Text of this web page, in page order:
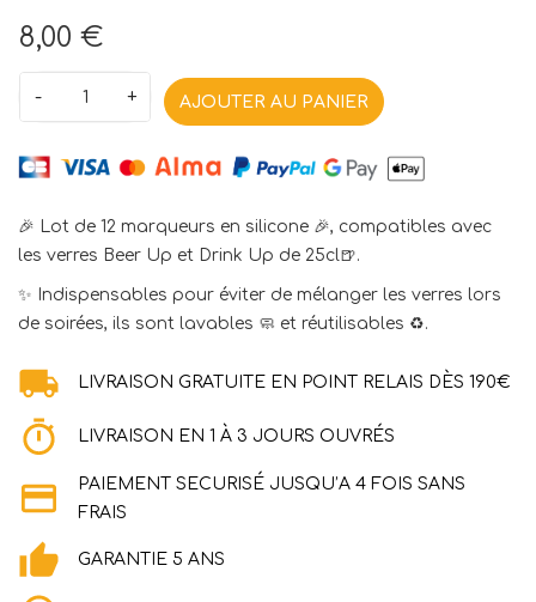
8,00 €
- + AJOUTER AU PANIER
🎉 Lot de 12 marqueurs en silicone 🎉, compatibles avec
les verres Beer Up et Drink Up de 25cl🍺.
✨ Indispensables pour éviter de mélanger les verres lors
de soirées, ils sont lavables 🧼 et réutilisables ♻️.
LIVRAISON GRATUITE EN POINT RELAIS DÈS 190€
LIVRAISON EN 1 À 3 JOURS OUVRÉS
PAIEMENT SECURISÉ JUSQU’A 4 FOIS SANS
FRAIS
GARANTIE 5 ANS